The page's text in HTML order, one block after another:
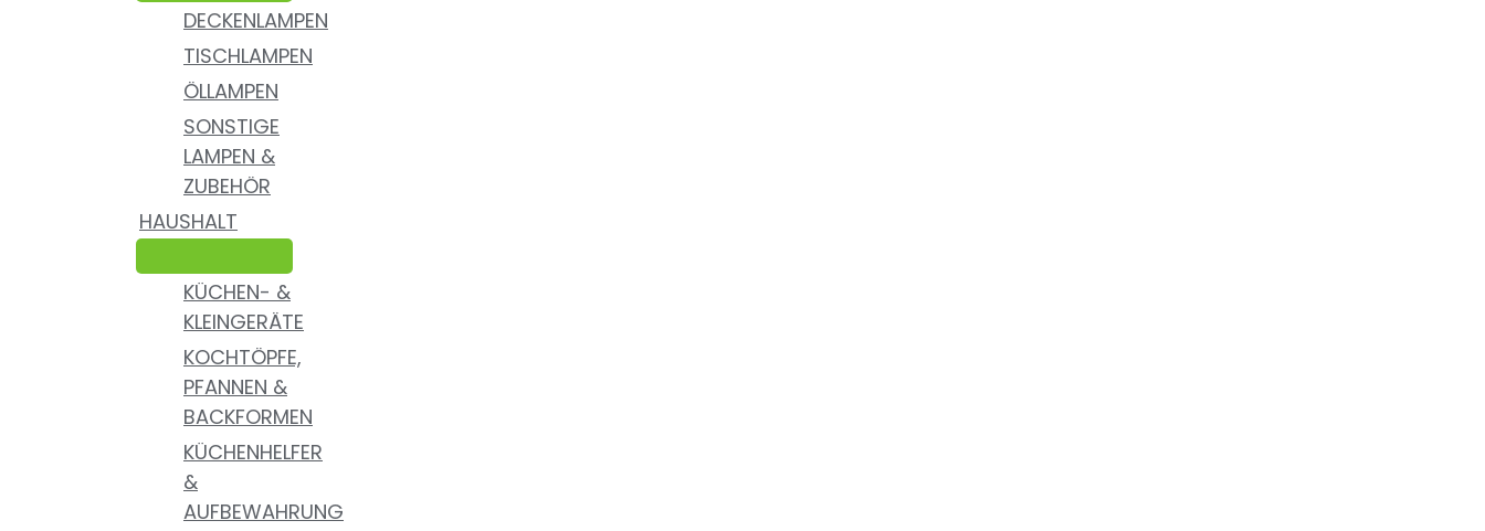
DECKENLAMPEN
TISCHLAMPEN
ÖLLAMPEN
SONSTIGE
LAMPEN &
ZUBEHÖR
HAUSHALT
KÜCHEN- &
KLEINGERÄTE
KOCHTÖPFE,
PFANNEN &
BACKFORMEN
KÜCHENHELFER
&
AUFBEWAHRUNG